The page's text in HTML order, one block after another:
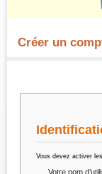
Créer un
Vous devez activer les
Votre nom